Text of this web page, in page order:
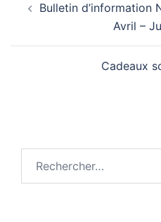
d’article
Bulletin d’information
Avril –
Cadeaux